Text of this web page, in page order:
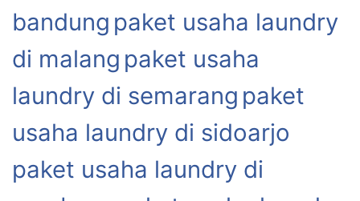
bandung paket usaha laundry
di malang paket usaha
laundry di semarang paket
usaha laundry di sidoarjo
paket usaha laundry di